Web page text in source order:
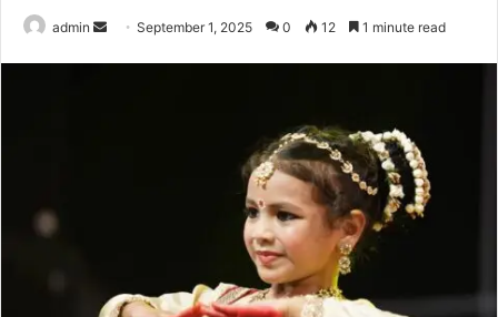
admin
SendSeptember 1, 2025 0 12 1 minute read